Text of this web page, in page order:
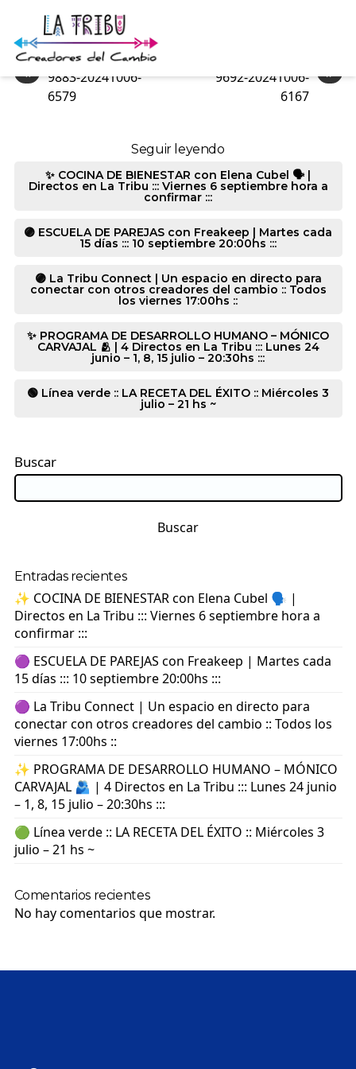
8077-20241006-2076
«
9883-20241006-
6579
»
9692-20241006-
6167
Seguir leyendo
✨ COCINA DE BIENESTAR con Elena Cubel 🗣️ |
Directos en La Tribu ::: Viernes 6 septiembre hora a
confirmar :::
🟣 ESCUELA DE PAREJAS con Freakeep | Martes cada
15 días ::: 10 septiembre 20:00hs :::
🟣 La Tribu Connect | Un espacio en directo para
conectar con otros creadores del cambio :: Todos
los viernes 17:00hs ::
✨ PROGRAMA DE DESARROLLO HUMANO – MÓNICO
CARVAJAL 🫂 | 4 Directos en La Tribu ::: Lunes 24
junio – 1, 8, 15 julio – 20:30hs :::
🟢 Línea verde :: LA RECETA DEL ÉXITO :: Miércoles 3
julio – 21 hs ~
Buscar
Buscar
Entradas recientes
✨ COCINA DE BIENESTAR con Elena Cubel 🗣️ |
Directos en La Tribu ::: Viernes 6 septiembre hora a
confirmar :::
🟣 ESCUELA DE PAREJAS con Freakeep | Martes cada
15 días ::: 10 septiembre 20:00hs :::
🟣 La Tribu Connect | Un espacio en directo para
conectar con otros creadores del cambio :: Todos los
viernes 17:00hs ::
✨ PROGRAMA DE DESARROLLO HUMANO – MÓNICO
CARVAJAL 🫂 | 4 Directos en La Tribu ::: Lunes 24 junio
– 1, 8, 15 julio – 20:30hs :::
🟢 Línea verde :: LA RECETA DEL ÉXITO :: Miércoles 3
julio – 21 hs ~
Comentarios recientes
No hay comentarios que mostrar.